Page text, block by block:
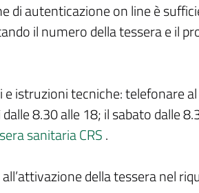
di autenticazione on line è
il numero della tessera e il
istruzioni tecniche: telefonare
8.30 alle 18; il sabato dalle
sanitaria CRS.
della tessera nel